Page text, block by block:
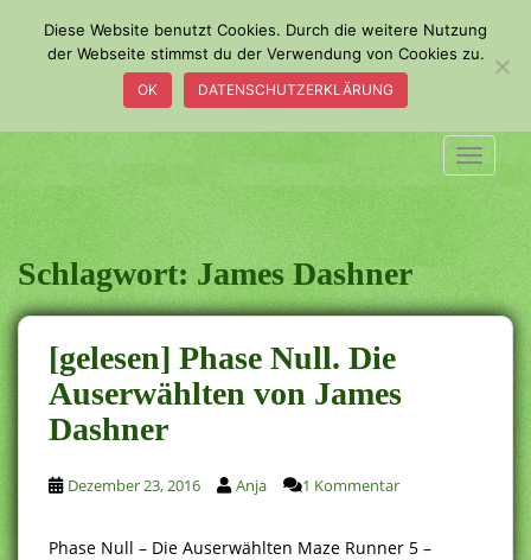
a
i
n
c
o
n
t
e
n
t
Schlagwort:James Dashner
[gelesen] Phase Null. Die
Auserwählten von James
Dashner
Dezember 23, 2016 Anja 1 Kommentar
Phase Null – Die Auserwählten Maze Runner 5 –
Diese Website benutzt Cookies. Durch die weitere Nutzung
der Webseite stimmst du der Verwendung von Cookies zu.
OK DATENSCHUTZERKLÄRUNG